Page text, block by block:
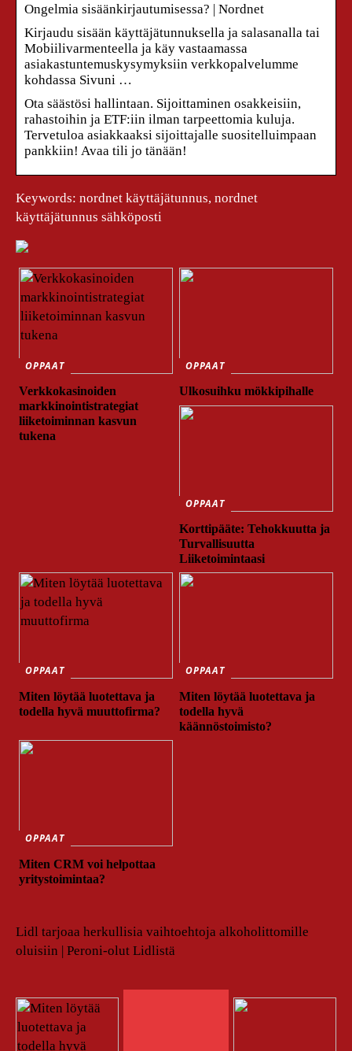
Ongelmia sisäänkirjautumisessa? | Nordnet
Kirjaudu sisään käyttäjätunnuksella ja salasanalla tai
Mobiilivarmenteella ja käy vastaamassa
asiakastuntemuskysymyksiin verkkopalvelumme
kohdassa Sivuni …
Ota säästösi hallintaan. Sijoittaminen osakkeisiin,
rahastoihin ja ETF:iin ilman tarpeettomia kuluja.
Tervetuloa asiakkaaksi sijoittajalle suositelluimpaan
pankkiin! Avaa tili jo tänään!
Keywords: nordnet käyttäjätunnus, nordnet
käyttäjätunnus sähköposti
OPPAAT
Verkkokasinoiden
markkinointistrategiat
liiketoiminnan kasvun
tukena
OPPAAT
Ulkosuihku mökkipihalle
OPPAAT
Korttipääte: Tehokkuutta ja
Turvallisuutta
Liiketoimintaasi
OPPAAT
Miten löytää luotettava ja
todella hyvä muuttofirma?
OPPAAT
Miten löytää luotettava ja
todella hyvä
käännöstoimisto?
OPPAAT
Miten CRM voi helpottaa
yritystoimintaa?
Lidl tarjoaa herkullisia vaihtoehtoja alkoholittomille
oluisiin | Peroni-olut Lidlistä